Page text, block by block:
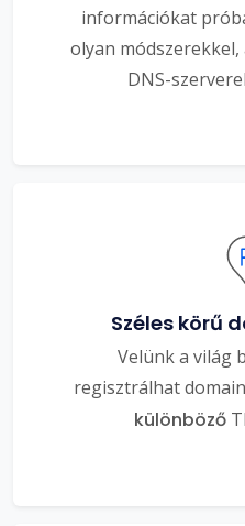
információkat
olyan
DNS-
Széles körű
Velünk a világ
regisztrálhat
különböző